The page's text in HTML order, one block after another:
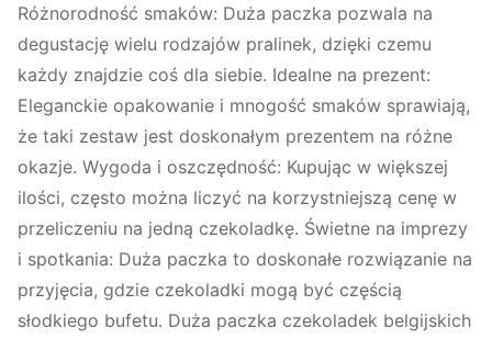
Różnorodność smaków: Duża paczka pozwala na
degustację wielu rodzajów pralinek, dzięki czemu
każdy znajdzie coś dla siebie. Idealne na prezent:
Eleganckie opakowanie i mnogość smaków sprawiają,
że taki zestaw jest doskonałym prezentem na różne
okazje. Wygoda i oszczędność: Kupując w większej
ilości, często można liczyć na korzystniejszą cenę w
przeliczeniu na jedną czekoladkę. Świetne na imprezy
i spotkania: Duża paczka to doskonałe rozwiązanie na
przyjęcia, gdzie czekoladki mogą być częścią
słodkiego bufetu. Duża paczka czekoladek belgijskich